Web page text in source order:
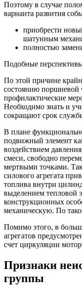
Поэтому в случае
варианта развития
приобрести
шатунным
полностью
Подобные
По этой причине
состоянию поршневой
профилактические
Необходимо знать и
сокращают срок
В плане
подвижный элемент
воздействием
смеси, свободно
мертвыми точками.
силового агрегата
топлива внутри
выделением тепловой
конструкционных
механическую. По
Помимо этого, в
агрегатов
счет циркуляции
Признаки
группы